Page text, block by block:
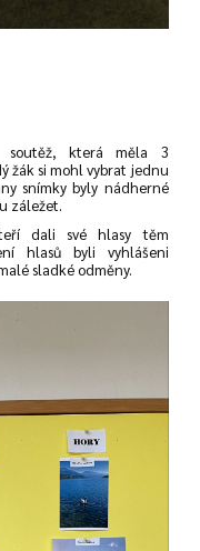
soutěž, která měla 3
žák si mohl vybrat jednu
snímky byly nádherné
záležet.
dali své hlasy těm
hlasů byli vyhlášeni
sladké odměny.